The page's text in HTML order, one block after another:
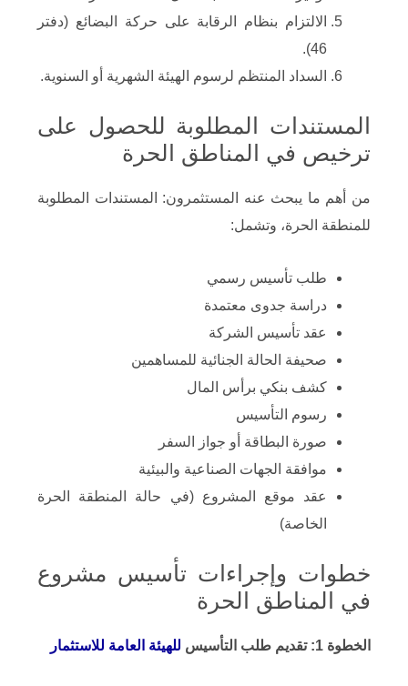
الالتزام بنظام الرقابة على حركة البضائع (دفتر
46).
السداد المنتظم لرسوم الهيئة الشهرية أو السنوية.
المستندات المطلوبة للحصول على
ترخيص في المناطق الحرة
من أهم ما يبحث عنه المستثمرون: المستندات المطلوبة
للمنطقة الحرة، وتشمل:
طلب تأسيس رسمي
دراسة جدوى معتمدة
عقد تأسيس الشركة
صحيفة الحالة الجنائية للمساهمين
كشف بنكي برأس المال
رسوم التأسيس
صورة البطاقة أو جواز السفر
موافقة الجهات الصناعية والبيئية
عقد موقع المشروع (في حالة المنطقة الحرة
الخاصة)
خطوات وإجراءات تأسيس مشروع
في المناطق الحرة
الخطوة 1: تقديم طلب التأسيس للهيئة العامة للاستثمار